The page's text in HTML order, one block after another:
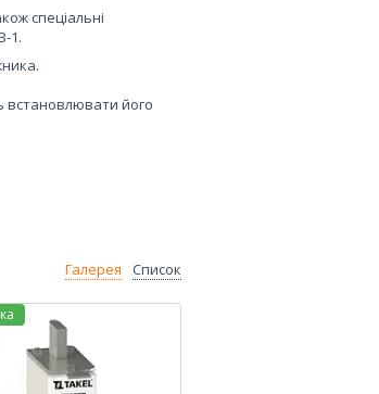
спеціальні
1.
встановлювати його
Галерея Список